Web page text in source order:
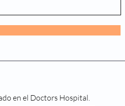
en el Doctors Hospital.